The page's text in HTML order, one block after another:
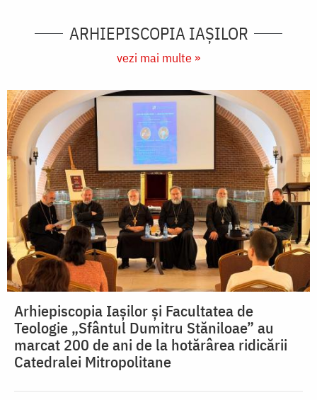
ARHIEPISCOPIA IAŞILOR
vezi mai multe »
Arhiepiscopia Iașilor și Facultatea de
Teologie „Sfântul Dumitru Stăniloae” au
marcat 200 de ani de la hotărârea ridicării
Catedralei Mitropolitane